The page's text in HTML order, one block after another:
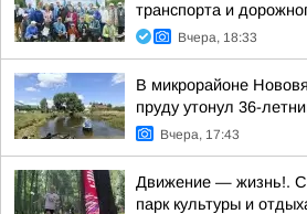
транспорта и
Вчера, 18:33
В микрорайоне
пруду утонул 36-
Вчера, 17:43
Движение — жизнь!.
парк культуры и